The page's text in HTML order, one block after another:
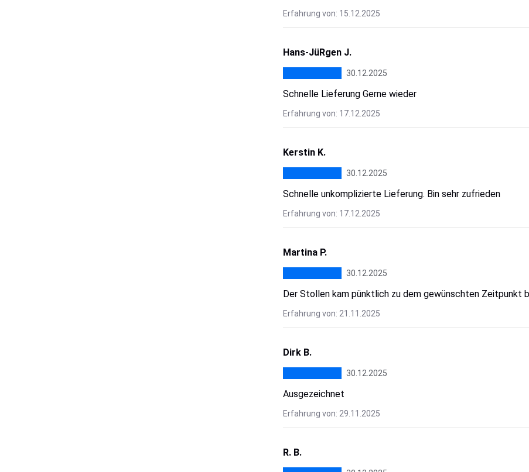
Erfahrung von: 15.12.2025
Hans-JüRgen J.
30.12.2025
Schnelle Lieferung Gerne wieder
Erfahrung von: 17.12.2025
Kerstin K.
30.12.2025
Schnelle unkomplizierte Lieferung. Bin sehr zufrieden
Erfahrung von: 17.12.2025
Martina P.
30.12.2025
Der Stollen kam pünktlich zu dem gewünschten Zeitpunkt
Erfahrung von: 21.11.2025
Dirk B.
30.12.2025
Ausgezeichnet
Erfahrung von: 29.11.2025
R. B.